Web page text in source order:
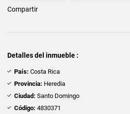
Compartir
Detalles del inmueble :
País: Costa Rica
Provincia: Heredia
Ciudad: Santo Domingo
Código: 4830371